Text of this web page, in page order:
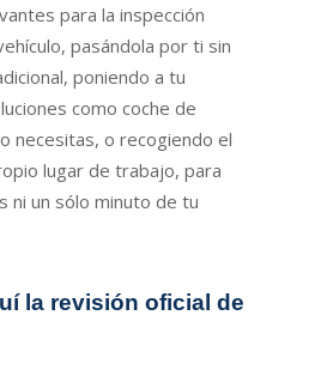
para la inspección
pasándola por ti sin
poniendo a tu
como coche de
necesitas, o recogiendo el
lugar de trabajo, para
ni un sólo minuto de tu
la revisión oficial de